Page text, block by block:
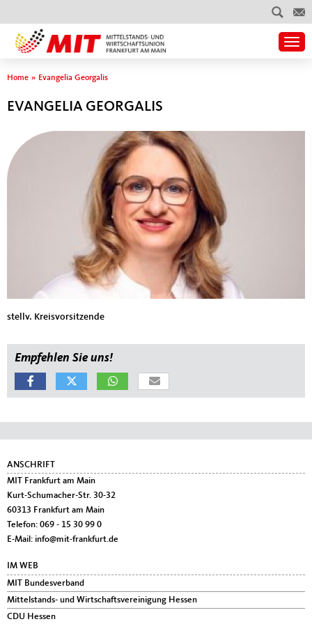
Sie sind hier
Home » Evangelia Georgalis
EVANGELIA GEORGALIS
stellv. Kreisvorsitzende
Empfehlen Sie uns!
Fußbereich
ANSCHRIFT
MIT Frankfurt am Main
Kurt-Schumacher-Str. 30-32
60313 Frankfurt am Main
Telefon: 069 - 15 30 99 0
E-Mail: info@mit-frankfurt.de
IM WEB
MIT Bundesverband
Mittelstands- und Wirtschaftsvereinigung Hessen
CDU Hessen